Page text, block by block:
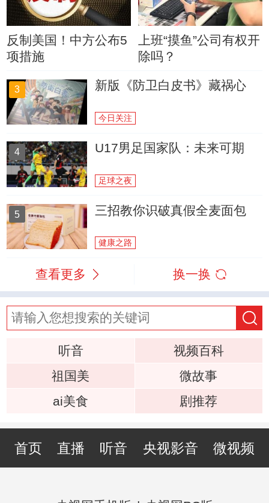
反制美国！中方公布5
项措施
上班“摸鱼”公司有权开
除吗？
3 新版《防卫白皮书》藏祸心
今日关注
4 U17男足国家队：未来可期
足球之夜
5 三招教你识破真假全麦面包
健康之路
查看更多 换一换
听音
视频百科
祖国美
微故事
ai美食
剧推荐
首页 直播 听音 央视影音 微视频